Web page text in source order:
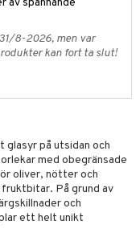
av spännande
8-2026, men var
kan fort ta slut!
glasyr på utsidan och
med obegränsade
oliver, nötter och
fruktbitar. På grund av
och
ett helt unikt